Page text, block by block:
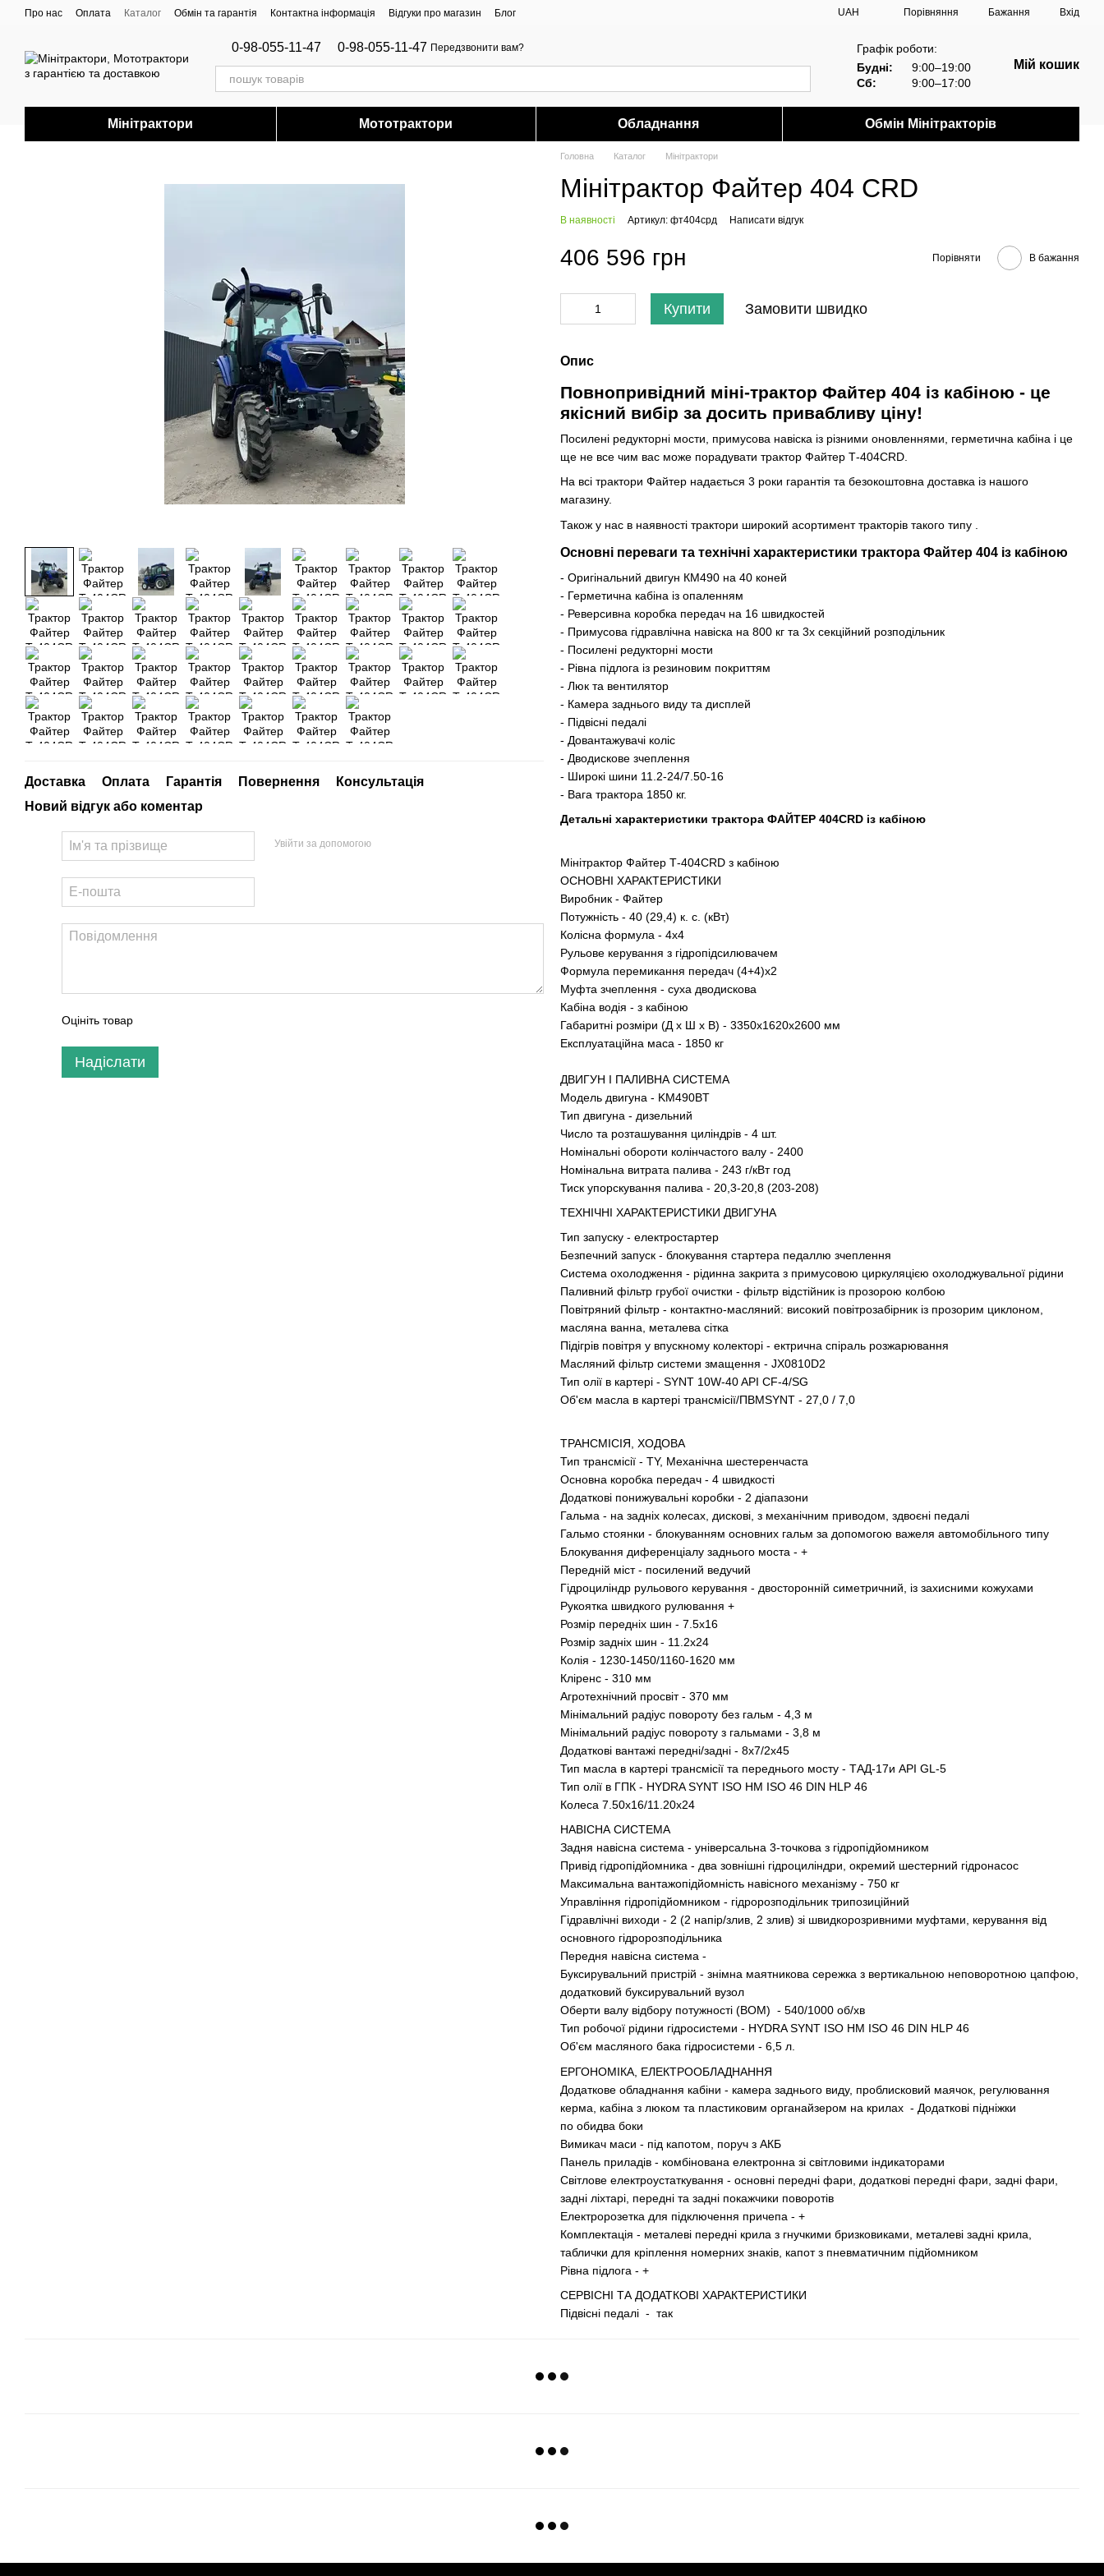
Перейти до основного контенту
Про нас Оплата Каталог Обмін та гарантія Контактна інформація Відгуки про магазин Блог UAH Порівняння Бажання Вхід
0-98-055-11-47 0-98-055-11-47 Передзвонити вам?
Графік роботи:
Будні:
9:00–19:00
Сб:
9:00–17:00
Мій кошик
Мінітрактори Мототрактори Обладнання Обмін Мінітракторів
Доставка Оплата Гарантія Повернення
Консультація
Новий відгук або коментар
Увійти за допомогою
Оцініть товар
Надіслати
Головна Каталог Мінітрактори
Мінітрактор Файтер 404 CRD
В наявності Артикул: фт404срд Написати відгук
406 596 грн Порівняти В бажання
Купити Замовити швидко
Опис
Повнопривідний міні-трактор Файтер 404 із кабіною - це
якісний вибір за досить привабливу ціну!
Посилені редукторні мости, примусова навіска із різними оновленнями, герметична кабіна і це
ще не все чим вас може порадувати трактор Файтер Т-404CRD.
На всі трактори Файтер надається 3 роки гарантія та безокоштовна доставка із нашого
магазину.
Також у нас в наявності трактори широкий асортимент тракторів такого типу .
Основні переваги та технічні характеристики трактора Файтер 404 із кабіною
- Оригінальний двигун КМ490 на 40 коней
- Герметична кабіна із опаленням
- Реверсивна коробка передач на 16 швидкостей
- Примусова гідравлічна навіска на 800 кг та 3х секційний розподільник
- Посилені редукторні мости
- Рівна підлога із резиновим покриттям
- Люк та вентилятор
- Камера заднього виду та дисплей
- Підвісні педалі
- Довантажувачі коліс
- Дводискове зчеплення
- Широкі шини 11.2-24/7.50-16
- Вага трактора 1850 кг.
Детальні характеристики трактора ФАЙТЕР 404CRD із кабіною
Мінітрактор Файтер Т-404СRD з кабіною
ОСНОВНІ ХАРАКТЕРИСТИКИ
Виробник - Файтер
Потужність - 40 (29,4) к. с. (кВт)
Колісна формула - 4х4
Рульове керування з гідропідсилювачем
Формула перемикання передач (4+4)х2
Муфта зчеплення - суха дводискова
Кабіна водія - з кабіною
Габаритні розміри (Д х Ш х В) - 3350х1620х2600 мм
Експлуатаційна маса - 1850 кг
ДВИГУН І ПАЛИВНА СИСТЕМА
Модель двигуна - KM490BT
Тип двигуна - дизельний
Число та розташування циліндрів - 4 шт.
Номінальні обороти колінчастого валу - 2400
Номінальна витрата палива - 243 г/кВт год
Тиск упорскування палива - 20,3-20,8 (203-208)
ТЕХНІЧНІ ХАРАКТЕРИСТИКИ ДВИГУНА
Тип запуску - електростартер
Безпечний запуск - блокування стартера педаллю зчеплення
Система охолодження - рідинна закрита з примусовою циркуляцією охолоджувальної рідини
Паливний фільтр грубої очистки - фільтр відстійник із прозорою колбою
Повітряний фільтр - контактно-масляний: високий повітрозабірник із прозорим циклоном,
масляна ванна, металева сітка
Підігрів повітря у впускному колекторі - ектрична спіраль розжарювання
Масляний фільтр системи змащення - JX0810D2
Тип олії в картері - SYNT 10W-40 API CF-4/SG
Об'єм масла в картері трансмісії/ПВМSYNT - 27,0 / 7,0
ТРАНСМІСІЯ, ХОДОВА
Тип трансмісії - TY, Механічна шестеренчаста
Основна коробка передач - 4 швидкості
Додаткові понижувальні коробки - 2 діапазони
Гальма - на задніх колесах, дискові, з механічним приводом, здвоєні педалі
Гальмо стоянки - блокуванням основних гальм за допомогою важеля автомобільного типу
Блокування диференціалу заднього моста - +
Передній міст - посилений ведучий
Гідроциліндр рульового керування - двосторонній симетричний, із захисними кожухами
Рукоятка швидкого рулювання +
Розмір передніх шин - 7.5х16
Розмір задніх шин - 11.2х24
Колія - 1230-1450/1160-1620 мм
Кліренс - 310 мм
Агротехнічний просвіт - 370 мм
Мінімальний радіус повороту без гальм - 4,3 м
Мінімальний радіус повороту з гальмами - 3,8 м
Додаткові вантажі передні/задні - 8х7/2х45
Тип масла в картері трансмісії та переднього мосту - ТАД-17и API GL-5
Тип олії в ГПК - HYDRA SYNT ISO НМ ISO 46 DIN HLP 46
Колеса 7.50х16/11.20х24
НАВІСНА СИСТЕМА
Задня навісна система - універсальна 3-точкова з гідропідйомником
Привід гідропідйомника - два зовнішні гідроциліндри, окремий шестерний гідронасос
Максимальна вантажопідйомність навісного механізму - 750 кг
Управління гідропідйомником - гідророзподільник трипозиційний
Гідравлічні виходи - 2 (2 напір/злив, 2 злив) зі швидкорозривними муфтами, керування від
основного гідророзподільника
Передня навісна система -
Буксирувальний пристрій - знімна маятникова сережка з вертикальною неповоротною цапфою,
додатковий буксирувальний вузол
Оберти валу відбору потужності (ВОМ) - 540/1000 об/хв
Тип робочої рідини гідросистеми - HYDRA SYNT ISO НМ ISO 46 DIN HLP 46
Об'єм масляного бака гідросистеми - 6,5 л.
ЕРГОНОМІКА, ЕЛЕКТРООБЛАДНАННЯ
Додаткове обладнання кабіни - камера заднього виду, проблисковий маячок, регулювання
керма, кабіна з люком та пластиковим органайзером на крилах - Додаткові підніжки
по обидва боки
Вимикач маси - під капотом, поруч з АКБ
Панель приладів - комбінована електронна зі світловими індикаторами
Світлове електроустаткування - основні передні фари, додаткові передні фари, задні фари,
задні ліхтарі, передні та задні покажчики поворотів
Електророзетка для підключення причепа - +
Комплектація - металеві передні крила з гнучкими бризковиками, металеві задні крила,
таблички для кріплення номерних знаків, капот з пневматичним підйомником
Рівна підлога - +
СЕРВІСНІ ТА ДОДАТКОВІ ХАРАКТЕРИСТИКИ
Підвісні педалі - так